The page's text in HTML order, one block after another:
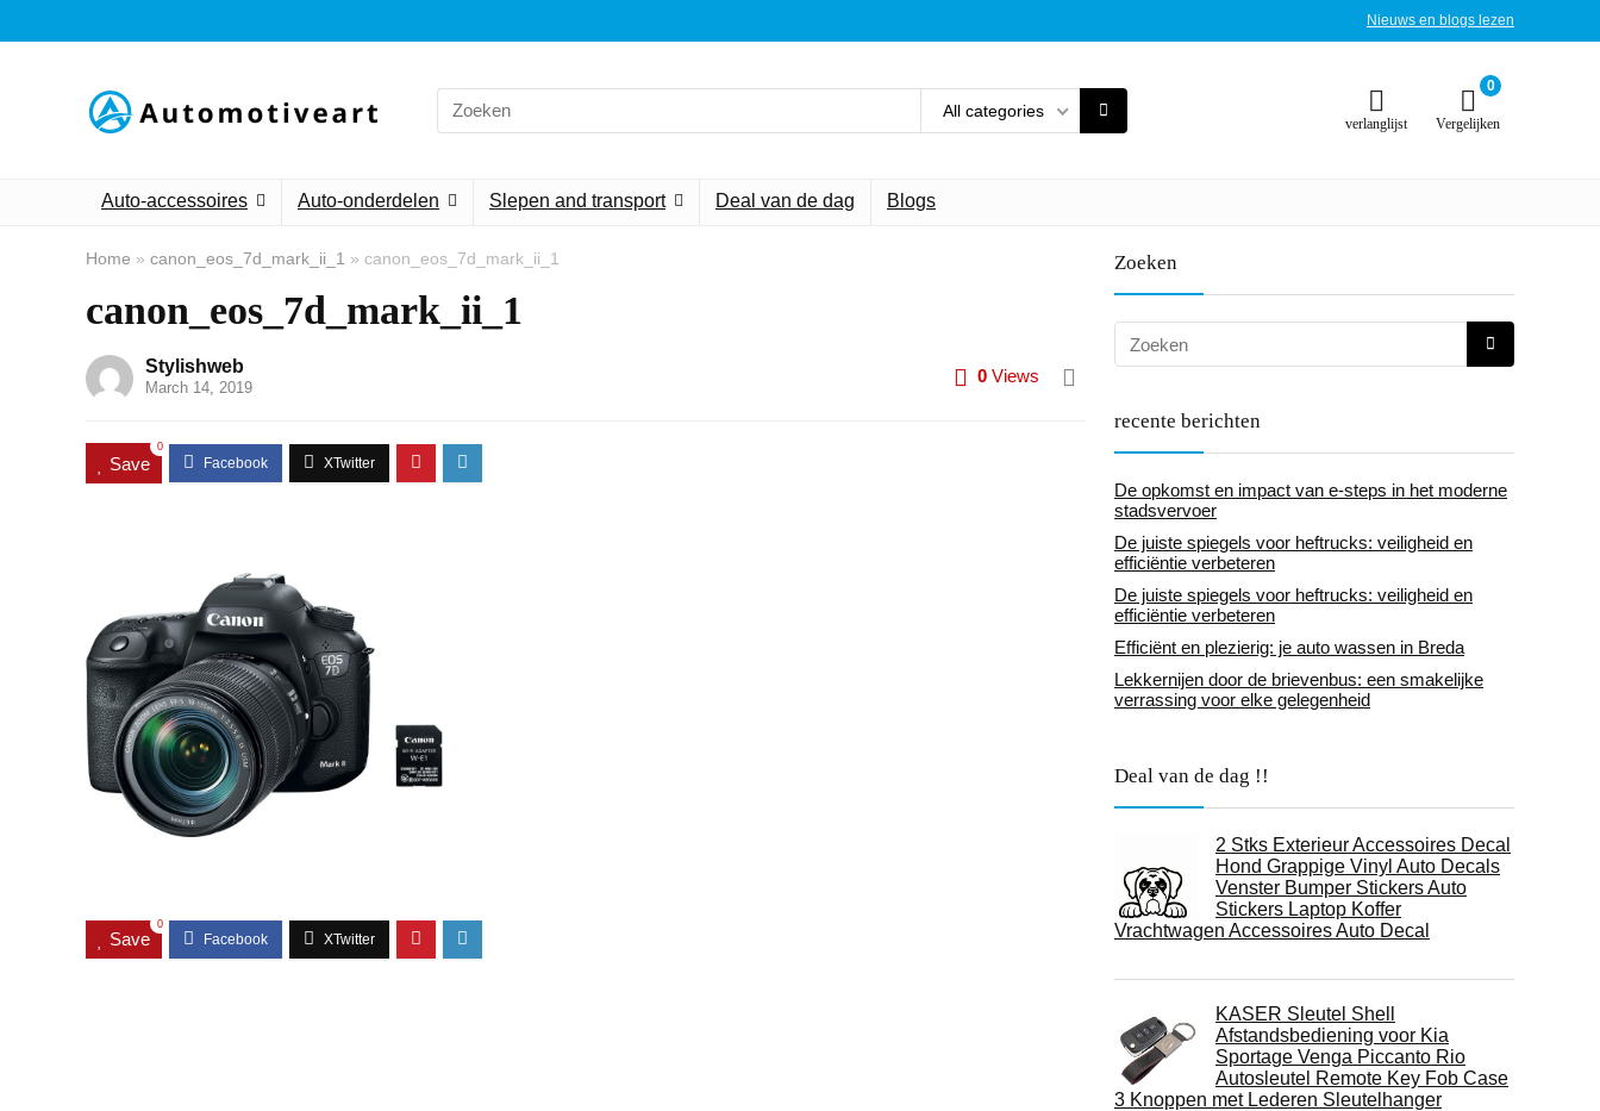
Nieuws en blogs lezen
Search
for:
All categories
verlanglijst
0
Vergelijken
Auto-accessoires Auto-onderdelen Slepen and transport Deal van de dag Blogs
Home » canon_eos_7d_mark_ii_1 » canon_eos_7d_mark_ii_1
canon_eos_7d_mark_ii_1
Stylishweb
March 14, 2019
0 Views
Save
0
Save
0
Zoeken
recente berichten
De opkomst en impact van e-steps in het moderne
stadsvervoer
De juiste spiegels voor heftrucks: veiligheid en
efficiëntie verbeteren
De juiste spiegels voor heftrucks: veiligheid en
efficiëntie verbeteren
Efficiënt en plezierig: je auto wassen in Breda
Lekkernijen door de brievenbus: een smakelijke
verrassing voor elke gelegenheid
Deal van de dag !!
2 Stks Exterieur Accessoires Decal
Hond Grappige Vinyl Auto Decals
Venster Bumper Stickers Auto
Stickers Laptop Koffer
Vrachtwagen Accessoires Auto Decal
KASER Sleutel Shell
Afstandsbediening voor Kia
Sportage Venga Piccanto Rio
Autosleutel Remote Key Fob Case
3 Knoppen met Lederen Sleutelhanger